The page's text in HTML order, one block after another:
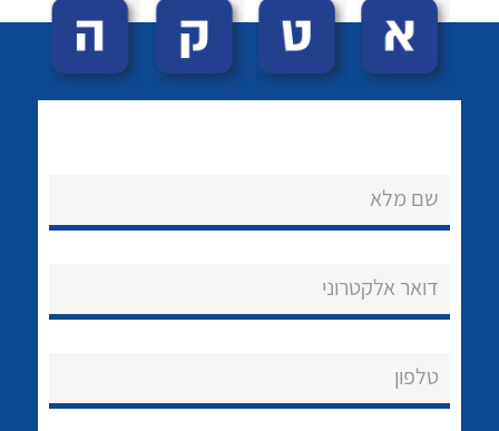
הצוות שלנו
שירותי תמיכה
שם מלא
דואר אלקטרוני
טלפון